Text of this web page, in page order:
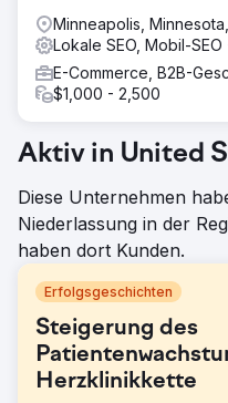
Minneapolis,
Lokale SEO, Mobil-SEO
E-Commerce, B2B-
$1,000 - 2,500
Aktiv in United
Diese Unternehmen
Niederlassung in der
haben dort Kunden.
Erfolgsgeschichten
Steigerung des
Herzklinikkette